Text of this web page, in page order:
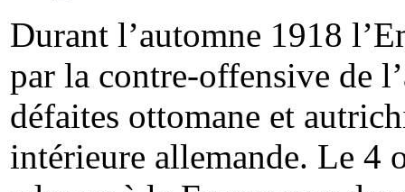
Durant l’automne 1918
par la contre-offensive de
défaites ottomane et
intérieure allemande. Le 4